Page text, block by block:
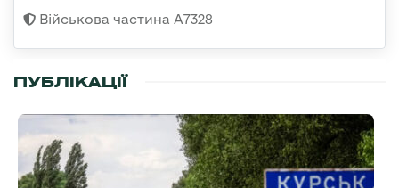
Військова частина А7328
ПУБЛІКАЦІЇ